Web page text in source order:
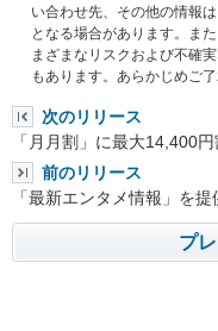
い合わせ先、その他の情報
となる場合があります。ま
まざまなリスクおよび不確
もあります。あらかじめご了
次のリリース
「月月割」に最大14,400
前のリリース
「最新エンタメ情報」を
プ